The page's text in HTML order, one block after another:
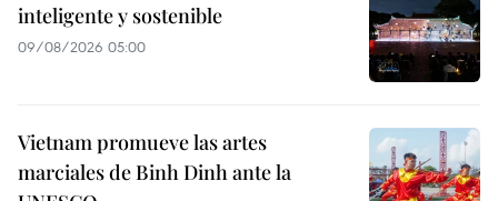
inteligente y sostenible
09/08/2026 05:00
Vietnam promueve las artes
marciales de Binh Dinh ante la